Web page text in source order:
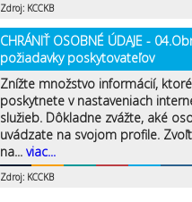
Zdroj: KCCKB
CHRÁNIŤ OSOBNÉ ÚDAJE -
požiadavky poskytovateľov
Znížte množstvo informácií,
poskytnete v nastaveniach
služieb. Dôkladne zvážte, aké
uvádzate na svojom profile.
na... viac...
Zdroj: KCCKB